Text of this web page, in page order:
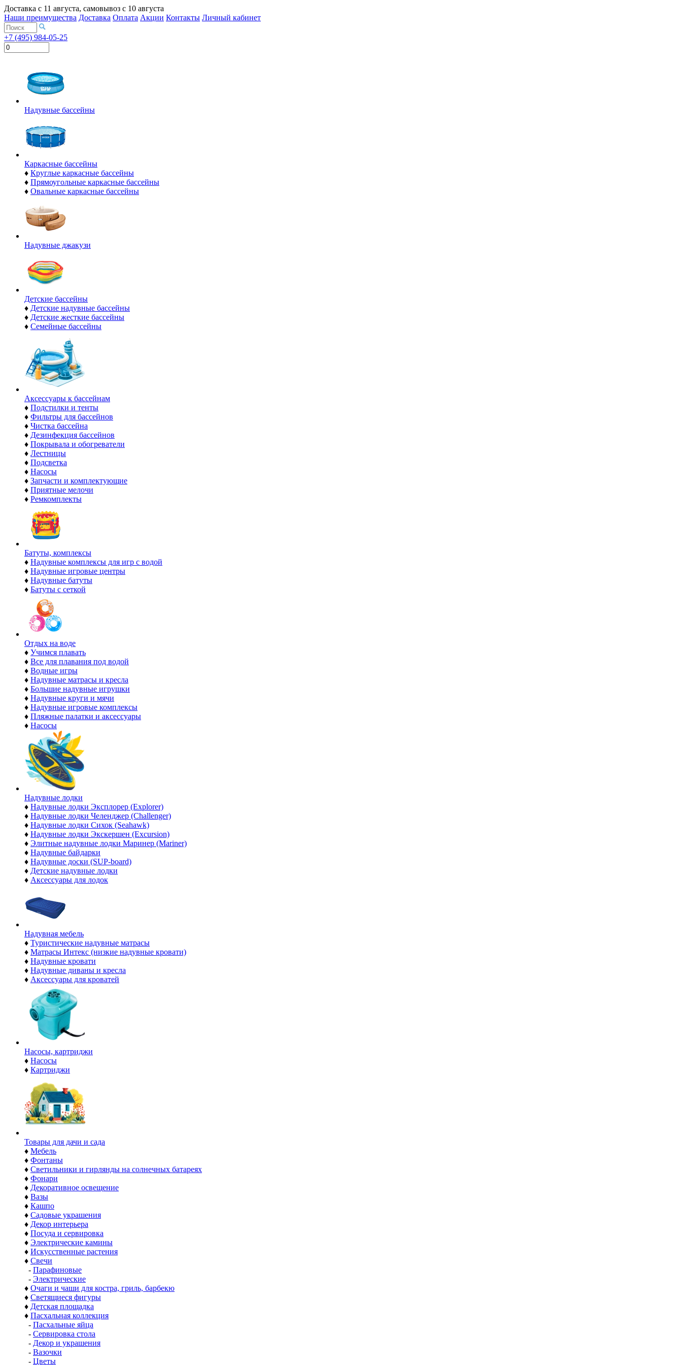
Доставка с 11 августа, самовывоз с 10 августа
Наши преимущества Доставка Оплата Акции Контакты Личный кабинет
+7 (495) 984-05-25
Надувные бассейны
Каркасные бассейны
♦ Круглые каркасные бассейны
♦ Прямоугольные каркасные бассейны
♦ Овальные каркасные бассейны
Надувные джакузи
Детские бассейны
♦ Детские надувные бассейны
♦ Детские жесткие бассейны
♦ Семейные бассейны
Аксессуары к бассейнам
♦ Подстилки и тенты
♦ Фильтры для бассейнов
♦ Чистка бассейна
♦ Дезинфекция бассейнов
♦ Покрывала и обогреватели
♦ Лестницы
♦ Подсветка
♦ Насосы
♦ Запчасти и комплектующие
♦ Приятные мелочи
♦ Ремкомплекты
Батуты, комплексы
♦ Надувные комплексы для игр с водой
♦ Надувные игровые центры
♦ Надувные батуты
♦ Батуты с сеткой
Отдых на воде
♦ Учимся плавать
♦ Все для плавания под водой
♦ Водные игры
♦ Надувные матрасы и кресла
♦ Большие надувные игрушки
♦ Надувные круги и мячи
♦ Надувные игровые комплексы
♦ Пляжные палатки и аксессуары
♦ Насосы
Надувные лодки
♦ Надувные лодки Эксплорер (Explorer)
♦ Надувные лодки Челенджер (Challenger)
♦ Надувные лодки Сихок (Seahawk)
♦ Надувные лодки Экскершен (Excursion)
♦ Элитные надувные лодки Маринер (Mariner)
♦ Надувные байдарки
♦ Надувные доски (SUP-board)
♦ Детские надувные лодки
♦ Аксессуары для лодок
Надувная мебель
♦ Туристические надувные матрасы
♦ Матрасы Интекс (низкие надувные кровати)
♦ Надувные кровати
♦ Надувные диваны и кресла
♦ Аксессуары для кроватей
Насосы, картриджи
♦ Насосы
♦ Картриджи
Товары для дачи и сада
♦ Мебель
♦ Фонтаны
♦ Светильники и гирлянды на солнечных батареях
♦ Фонари
♦ Декоративное освещение
♦ Вазы
♦ Кашпо
♦ Садовые украшения
♦ Декор интерьера
♦ Посуда и сервировка
♦ Электрические камины
♦ Искусственные растения
♦ Свечи
- Парафиновые
- Электрические
♦ Очаги и чаши для костра, гриль, барбекю
♦ Светящиеся фигуры
♦ Детская площадка
♦ Пасхальная коллекция
- Пасхальные яйца
- Сервировка стола
- Декор и украшения
- Вазочки
- Цветы